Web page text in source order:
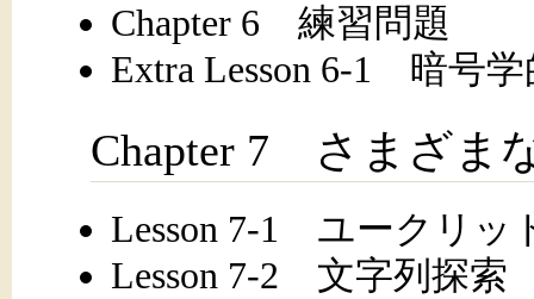
Chapter 6 練習問題
Extra Lesson 6-1 暗号
Chapter 7 さまざま
Lesson 7-1 ユークリッ
Lesson 7-2 文字列探索